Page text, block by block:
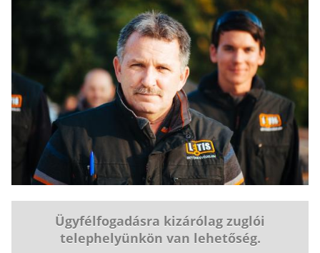
Ügyfélfogadásra kizárólag zuglói
telephelyünkön van lehetőség.